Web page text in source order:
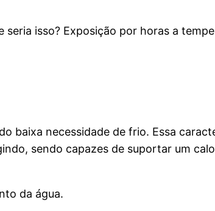
isso? Exposição por horas a
baixa necessidade de frio. Essa
sendo capazes de suportar um
da água.